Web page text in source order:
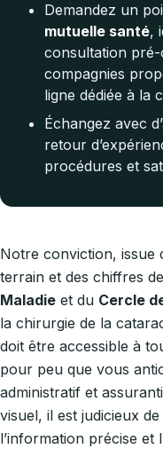
Demandez un
mutuelle santé,
consultation
compagnies
ligne dédiée à la
Échangez avec
retour
procédures et
Notre conviction, issue
terrain et des chiffres
Maladie et du Cercle
la chirurgie de la
doit être accessible à
pour peu que vous
administratif et
visuel, il est judicieux
l’information précise et